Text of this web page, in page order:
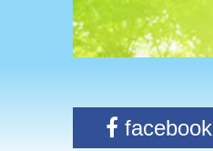
facebook